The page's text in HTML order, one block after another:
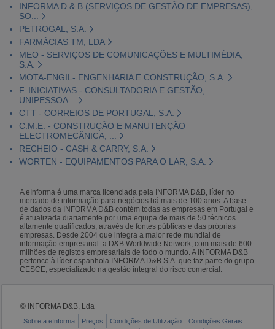
INFORMA D & B (SERVIÇOS DE GESTÃO DE EMPRESAS),
SO...
PETROGAL, S.A.
FARMÁCIAS TM, LDA
MEO - SERVIÇOS DE COMUNICAÇÕES E MULTIMÉDIA,
S.A.
MOTA-ENGIL- ENGENHARIA E CONSTRUÇÃO, S.A.
F. INICIATIVAS - CONSULTADORIA E GESTÃO,
UNIPESSOA...
CTT - CORREIOS DE PORTUGAL, S.A.
C.M.E. - CONSTRUÇÃO E MANUTENÇÃO
ELECTROMECÂNICA, ...
RECHEIO - CASH & CARRY, S.A.
WORTEN - EQUIPAMENTOS PARA O LAR, S.A.
A eInforma é uma marca licenciada pela INFORMA D&B, líder no
mercado de informação para negócios há mais de 100 anos. A base
de dados da INFORMA D&B contém todas as empresas em Portugal e
é atualizada diariamente por uma equipa de mais de 50 técnicos
altamente qualificados, através de fontes públicas e das próprias
empresas. Desde 2004 que integra a maior rede mundial de
informação empresarial: a D&B Worldwide Network, com mais de 600
milhões de registos empresariais de todo o mundo. A INFORMA D&B
pertence à líder espanhola INFORMA D&B S.A. que faz parte do grupo
CESCE, especializado na gestão integral do risco comercial.
© INFORMA D&B, Lda
Sobre a eInforma Preços Condições de Utilização Condições Gerais